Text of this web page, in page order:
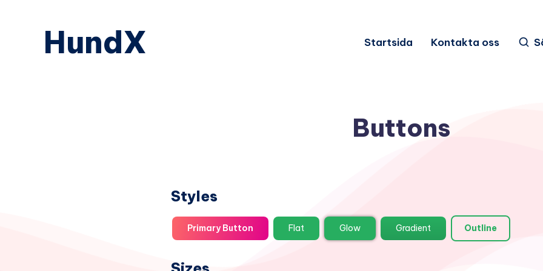
HundX Startsida Kontakta oss
Buttons
Styles
Primary Button Flat Glow Gradient Outline